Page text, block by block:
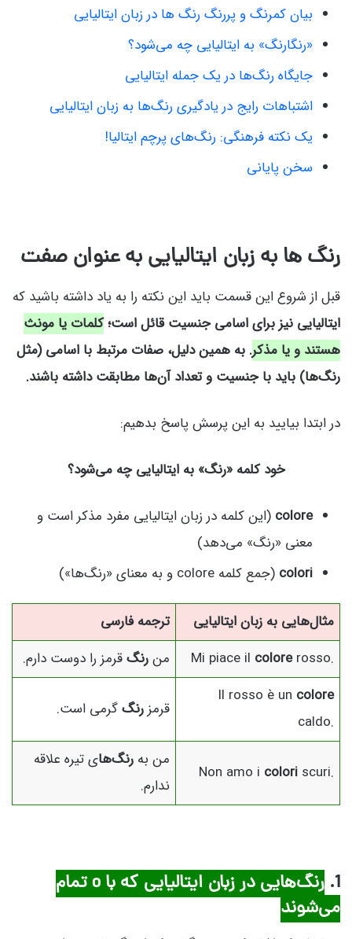
بیان کمرنگ و پررنگ رنگ ها در زبان ایتالیایی
«رنگارنگ» به ایتالیایی چه می‌شود؟
جایگاه رنگ‌ها در یک جمله ایتالیایی
اشتباهات رایج در یادگیری رنگ‌ها به زبان ایتالیایی
یک نکته فرهنگی: رنگ‌های پرچم ایتالیا!
سخن پایانی
رنگ‌ ها به زبان ایتالیایی به عنوان صفت
قبل از شروع این قسمت باید این نکته را به یاد داشته باشید که
ایتالیایی نیز برای اسامی جنسیت قائل است؛کلمات یا مونث
هستند و یا مذکر. به همین دلیل، صفات مرتبط با اسامی (مثل
رنگ‌ها) باید با جنسیت و تعداد آن‌ها مطابقت داشته باشند.
در ابتدا بیایید به این پرسش پاسخ بدهیم:
خود کلمه «رنگ» به ایتالیایی چه می‌شود؟
colore (این کلمه در زبان ایتالیایی مفرد مذکر است و
معنی «رنگ» می‌دهد)
colori (جمع کلمه colore و به معنای «رنگ‌ها»)
مثال‌هایی به زبان ایتالیایی
ترجمه فارسی
Mi piace il colorerosso. منرنگقرمز را دوست دارم.
Il rosso è un colore
caldo.
قرمزرنگگرمی است.
Non amo i colori scuri.
من به رنگ‌های تیره علاقه
ندارم.
1.
رنگ‌هایی در زبان ایتالیایی که با o تمام
می‌شوند